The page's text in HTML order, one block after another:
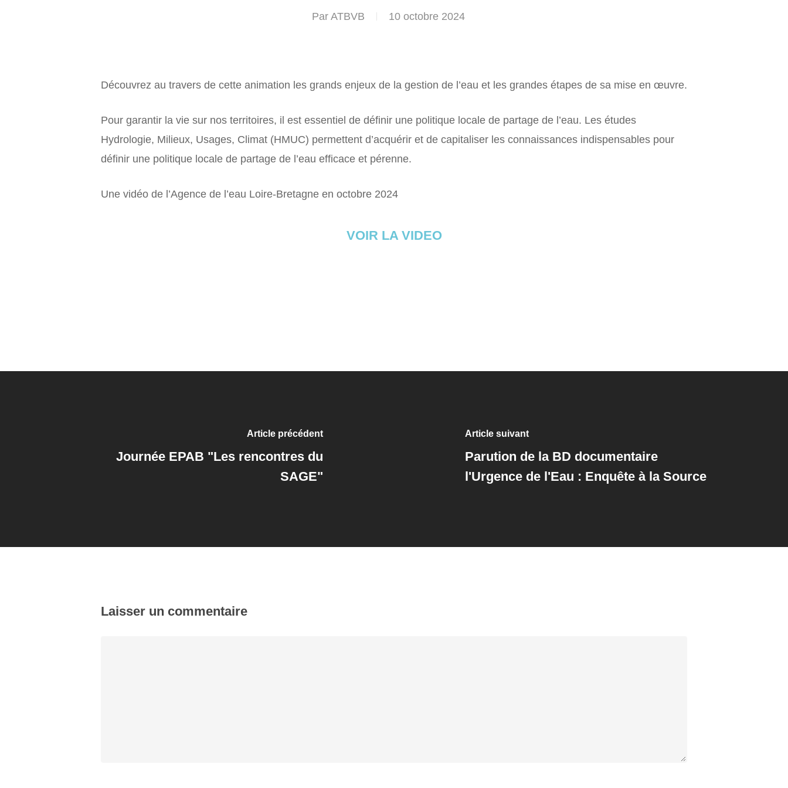
Par ATBVB 10 octobre 2024
Découvrez au travers de cette animation les grands enjeux de la gestion de l’eau et les grandes étapes de sa mise en œuvre.
Pour garantir la vie sur nos territoires, il est essentiel de définir une politique locale de partage de l’eau. Les études
Hydrologie, Milieux, Usages, Climat (HMUC) permettent d’acquérir et de capitaliser les connaissances indispensables pour
définir une politique locale de partage de l’eau efficace et pérenne.
Une vidéo de l’Agence de l’eau Loire-Bretagne en octobre 2024
VOIR LA VIDEO
Article précédent
Journée EPAB "Les rencontres du
SAGE"
Article suivant
Parution de la BD documentaire
l'Urgence de l'Eau : Enquête à la Source
Laisser un commentaire